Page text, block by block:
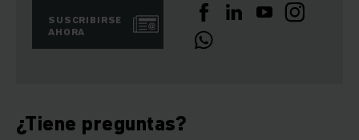
SUSCRIBIRSE
AHORA
¿Tiene preguntas?